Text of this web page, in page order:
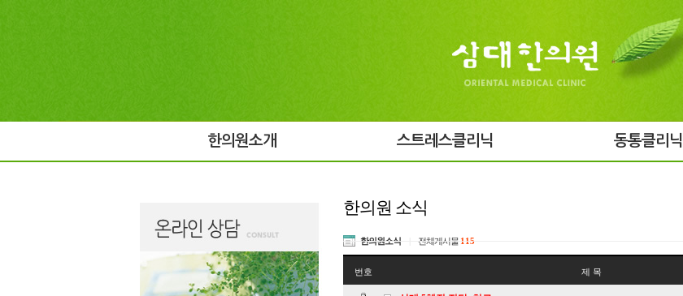
한의원소개 스트레스클리닉 동통클리닉
한의원 소식
한의원소식 전체게시물 115
번호 제 목